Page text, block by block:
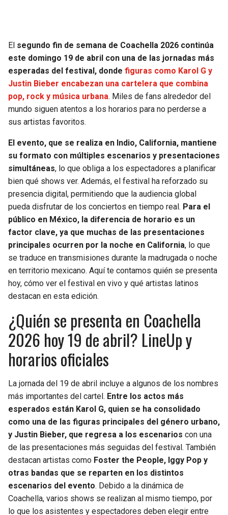
49ERS
BEARS
PACKERS
VIKINGS
FALCONS
PANTHERS
SAINTS
GRIZZLIES
SPURS
TIMBERWOLVES
THUNDER
TRAIL BLAZERS
JAZZ
El segundo fin de semana de Coachella 2026 continúa
este domingo 19 de abril con una de las jornadas más
esperadas del festival, donde figuras como Karol G y
Justin Bieber encabezan una cartelera que combina
pop, rock y música urbana. Miles de fans alrededor del
mundo siguen atentos a los horarios para no perderse a
sus artistas favoritos.
El evento, que se realiza en Indio, California, mantiene
su formato con múltiples escenarios y presentaciones
simultáneas, lo que obliga a los espectadores a planificar
bien qué shows ver. Además, el festival ha reforzado su
presencia digital, permitiendo que la audiencia global
pueda disfrutar de los conciertos en tiempo real. Para el
público en México, la diferencia de horario es un
factor clave, ya que muchas de las presentaciones
principales ocurren por la noche en California, lo que
se traduce en transmisiones durante la madrugada o noche
en territorio mexicano. Aquí te contamos quién se presenta
hoy, cómo ver el festival en vivo y qué artistas latinos
destacan en esta edición.
¿Quién se presenta en Coachella
2026 hoy 19 de abril? LineUp y
horarios oficiales
La jornada del 19 de abril incluye a algunos de los nombres
más importantes del cartel. Entre los actos más
esperados están Karol G, quien se ha consolidado
como una de las figuras principales del género urbano,
y Justin Bieber, que regresa a los escenarios con una
de las presentaciones más seguidas del festival. También
destacan artistas como Foster the People, Iggy Pop y
otras bandas que se reparten en los distintos
escenarios del evento. Debido a la dinámica de
Coachella, varios shows se realizan al mismo tiempo, por
lo que los asistentes y espectadores deben elegir entre